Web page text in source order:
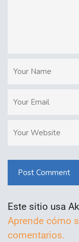
Post Comment
Este sitio usa
Aprende cómo
comentarios.